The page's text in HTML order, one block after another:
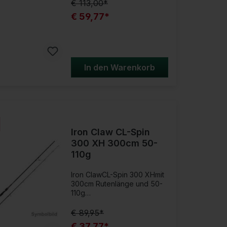
Allroundspinnruten! Ideal
zum Fischen mit
Wurf- und Biegeverhalten,
um im Drill mit großen
€ 113,00*
€ 59,77*
In den Warenkorb
Iron Claw CL-Spin
300 XH 300cm 50-
110g
Iron ClawCL-Spin 300 XHmit
300cm Rutenlänge und 50-
110g
zum Fischen mit
Kunstködern! Mit der CL-Spin
€ 89,95*